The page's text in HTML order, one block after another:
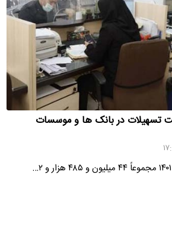
تسهیلات در بانک ها و موسسات